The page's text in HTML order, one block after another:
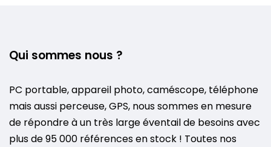
Qui sommes nous ?
PC portable, appareil photo, caméscope, téléphone
mais aussi perceuse, GPS, nous sommes en mesure
de répondre à un très large éventail de besoins avec
plus de 95 000 références en stock ! Toutes nos